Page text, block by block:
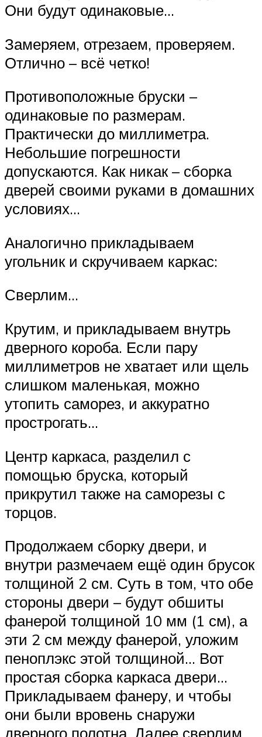
Они будут одинаковые…
Замеряем, отрезаем, проверяем.
Отлично – всё четко!
Противоположные бруски –
одинаковые по размерам.
Практически до миллиметра.
Небольшие погрешности
допускаются. Как никак – сборка
дверей своими руками в домашних
условиях…
Аналогично прикладываем
угольник и скручиваем каркас:
Сверлим…
Крутим, и прикладываем внутрь
дверного короба. Если пару
миллиметров не хватает или щель
слишком маленькая, можно
утопить саморез, и аккуратно
прострогать…
Центр каркаса, разделил с
помощью бруска, который
прикрутил также на саморезы с
торцов.
Продолжаем сборку двери, и
внутри размечаем ещё один брусок
толщиной 2 см. Суть в том, что обе
стороны двери – будут обшиты
фанерой толщиной 10 мм (1 см), а
эти 2 см между фанерой, уложим
пеноплэкс этой толщиной… Вот
простая сборка каркаса двери…
Прикладываем фанеру, и чтобы
они были вровень снаружи
дверного полотна. Далее сверлим,